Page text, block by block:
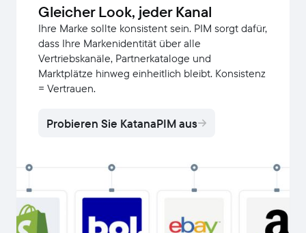
Gleicher Look, jeder Kanal
Ihre Marke sollte konsistent sein. PIM sorgt dafür,
dass Ihre Markenidentität über alle
Vertriebskanäle, Partnerkataloge und
Marktplätze hinweg einheitlich bleibt. Konsistenz
= Vertrauen.
Probieren Sie KatanaPIM aus